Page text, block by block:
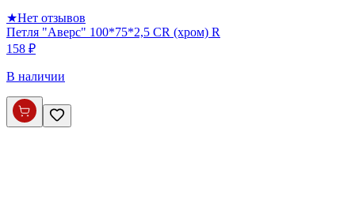
★Нет отзывов
Петля "Аверс" 100*75*2,5 CR (хром) R
158 ₽
В наличии